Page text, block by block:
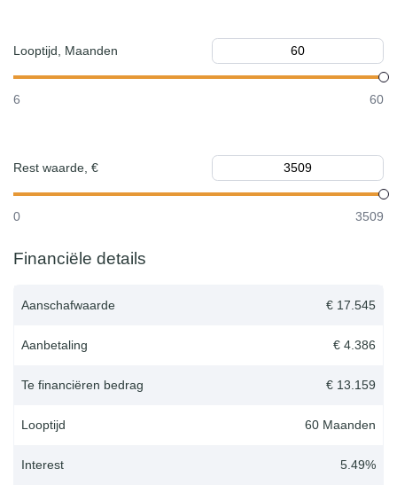
Looptijd, Maanden
6 60
Rest waarde, €
0 3509
Financiële details
Aanschafwaarde € 17.545
Aanbetaling € 4.386
Te financiëren bedrag € 13.159
Looptijd 60 Maanden
Interest 5.49%